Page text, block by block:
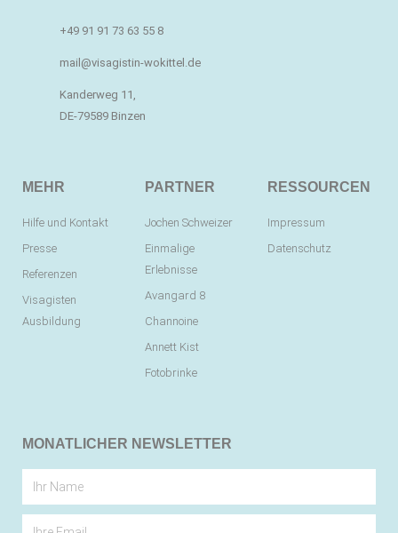
+49 91 91 73 63 55 8
mail@visagistin-wokittel.de
Kanderweg 11,
DE-79589 Binzen
MEHR
Hilfe und Kontakt
Presse
Referenzen
Visagisten
Ausbildung
PARTNER
Jochen Schweizer
Einmalige
Erlebnisse
Avangard 8
Channoine
Annett Kist
Fotobrinke
RESSOURCEN
Impressum
Datenschutz
MONATLICHER NEWSLETTER